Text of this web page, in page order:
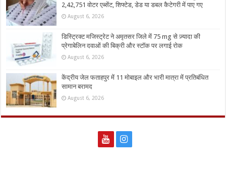
2,42,751 वोटर एब्सेंट, शिफ्टेड, डेड या डबल कैटेगरी में पाए गए
August 6, 2026
डिस्ट्रिक्ट मजिस्ट्रेट ने अमृतसर जिले में 75 mg से ज़्यादा की
प्रेगाबेलिन दवाओं की बिक्री और स्टॉक पर लगाई रोक
August 6, 2026
केंद्रीय जेल फताहपुर में 11 मोबाइल और भारी मात्रा में प्रतिबंधित
सामान बरामद
August 6, 2026